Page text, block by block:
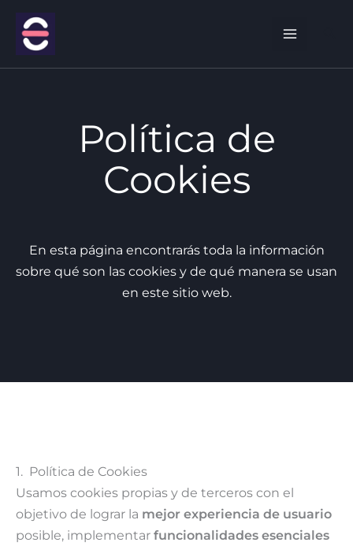
contenido
Política de
Cookies
En esta página encontrarás toda la información
sobre qué son las cookies y de qué manera se usan
en este sitio web.
1. Política de Cookies
Usamos cookies propias y de terceros con el
objetivo de lograr la mejor experiencia de usuario
posible, implementar funcionalidades esenciales